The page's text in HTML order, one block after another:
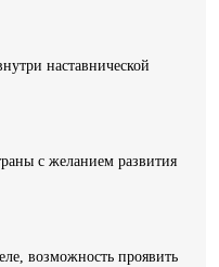
наставнической
с желанием развития
возможность проявить